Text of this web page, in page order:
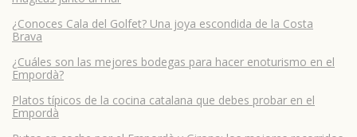
¿Conoces Cala del Golfet? Una joya escondida de la Costa
Brava
¿Cuáles son las mejores bodegas para hacer enoturismo en el
Empordà?
Platos típicos de la cocina catalana que debes probar en el
Empordà